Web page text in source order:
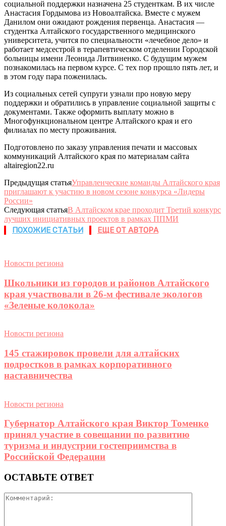
социальной поддержки назначена 25 студенткам. В их числе
Анастасия Гордымова из Новоалтайска. Вместе с мужем
Данилом они ожидают рождения первенца. Анастасия —
студентка Алтайского государственного медицинского
университета, учится по специальности «лечебное дело» и
работает медсестрой в терапевтическом отделении Городской
больницы имени Леонида Литвиненко. С будущим мужем
познакомилась на первом курсе. С тех пор прошло пять лет, и
в этом году пара поженилась.
Из социальных сетей супруги узнали про новую меру
поддержки и обратились в управление социальной защиты с
документами. Также оформить выплату можно в
Многофункциональном центре Алтайского края и его
филиалах по месту проживания.
Подготовлено по заказу управления печати и массовых
коммуникаций Алтайского края по материалам сайта
altairegion22.ru
Предыдущая статьяУправленческие команды Алтайского края
приглашают к участию в новом сезоне конкурса «Лидеры
России»
Следующая статьяВ Алтайском крае проходит Третий конкурс
лучших инициативных проектов в рамках ППМИ
ПОХОЖИЕ СТАТЬИ ЕЩЕ ОТ АВТОРА
Новости региона
Школьники из городов и районов Алтайского
края участвовали в 26-м фестивале экологов
«Зеленые колокола»
Новости региона
145 стажировок провели для алтайских
подростков в рамках корпоративного
наставничества
Новости региона
Губернатор Алтайского края Виктор Томенко
принял участие в совещании по развитию
туризма и индустрии гостеприимства в
Российской Федерации
ОСТАВЬТЕ ОТВЕТ